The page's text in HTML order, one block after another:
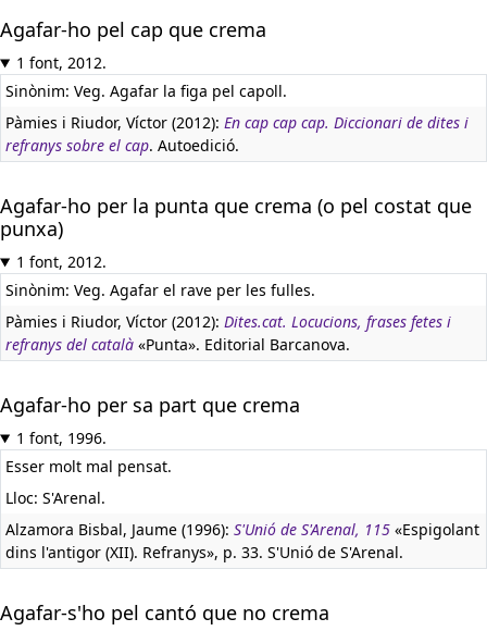
Agafar-ho pel cap que crema
1 font, 2012.
Sinònim: Veg. Agafar la figa pel capoll.
Pàmies i Riudor, Víctor (2012): En cap cap cap. Diccionari de dites i
refranys sobre el cap. Autoedició.
Agafar-ho per la punta que crema (o pel costat que
punxa)
1 font, 2012.
Sinònim: Veg. Agafar el rave per les fulles.
Pàmies i Riudor, Víctor (2012): Dites.cat. Locucions, frases fetes i
refranys del català «Punta». Editorial Barcanova.
Agafar-ho per sa part que crema
1 font, 1996.
Esser molt mal pensat.
Lloc: S'Arenal.
Alzamora Bisbal, Jaume (1996): S'Unió de S'Arenal, 115 «Espigolant
dins l'antigor (XII). Refranys», p. 33. S'Unió de S'Arenal.
Agafar-s'ho pel cantó que no crema